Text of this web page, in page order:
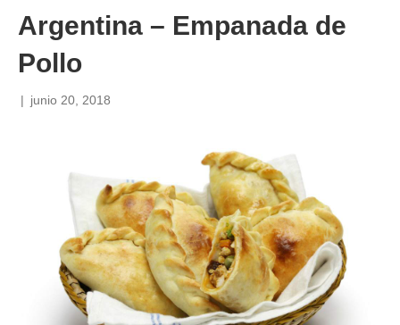
Argentina – Empanada de
Pollo
| junio 20, 2018